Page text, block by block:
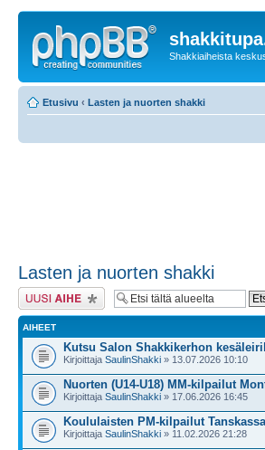
Shakkiaiheista
Etusivu ‹ Lasten ja nuorten shakki
Lasten ja nuorten shakki
Lähetä uusi viesti
AIHEET
Kutsu Salon Shakkikerhon
Kirjoittaja SaulinShakki » 13.07.2026 10:10
Nuorten (U14-U18) MM-kilpailut
Kirjoittaja SaulinShakki » 17.06.2026 16:45
Koululaisten PM-kilpailut
Kirjoittaja SaulinShakki » 11.02.2026 21:28